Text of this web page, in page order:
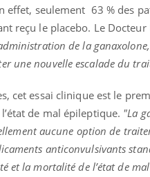
effet, seulement 63 % des
reçu le placebo. Le
de la
une nouvelle escalade du
cet essai clinique est le
de mal épileptique. "La
aucune option de
anticonvulsivants
et la mortalité de l’état de